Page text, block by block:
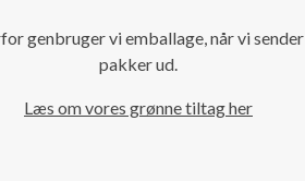
genbruger vi emballage, når vi sender
pakker ud.
Læs om vores grønne tiltag her